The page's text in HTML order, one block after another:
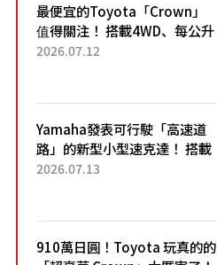
最便宜的Toyota「Crown」
值得關注！ 搭載4WD、每公升
22.4公里低油耗表現超亮眼！
2026.07.12
Yamaha發表可行駛「高速道
路」的新型小型速克達！ 搭載
能享受超強勁「渦輪感」的動
2026.07.13
910萬日圓！Toyota 玩真的的